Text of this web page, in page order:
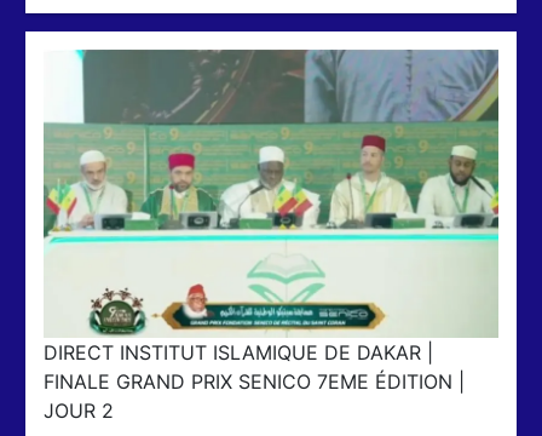
DIRECT INSTITUT ISLAMIQUE DE DAKAR |
FINALE GRAND PRIX SENICO 7EME ÉDITION |
JOUR 2